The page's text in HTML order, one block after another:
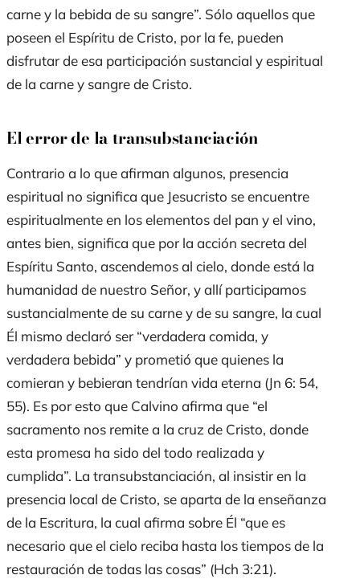
carne y la bebida de su sangre”. Sólo aquellos que
poseen el Espíritu de Cristo, por la fe, pueden
disfrutar de esa participación sustancial y espiritual
de la carne y sangre de Cristo.
El error de la transubstanciación
Contrario a lo que afirman algunos, presencia
espiritual no significa que Jesucristo se encuentre
espiritualmenteen los elementos del pan y el vino,
antes bien, significa que por la acción secreta del
Espíritu Santo, ascendemos al cielo, donde está la
humanidad de nuestro Señor, y allí participamos
sustancialmente de su carne y de su sangre, la cual
Él mismo declaró ser “verdadera comida, y
verdadera bebida” y prometió que quienes la
comieran y bebieran tendrían vida eterna (Jn 6: 54,
55). Es por esto que Calvino afirma que “el
sacramento nos remite a la cruz de Cristo, donde
esta promesa ha sido del todo realizada y
cumplida”. La transubstanciación, al insistir en la
presencia local de Cristo, se aparta de la enseñanza
de la Escritura, la cual afirma sobre Él “que es
necesario que el cielo reciba hasta los tiempos de la
restauración de todas las cosas” (Hch 3:21).